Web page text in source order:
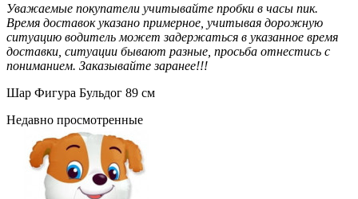
Уважаемые покупатели учитывайте пробки в часы пик.
Время доставок указано примерное, учитывая дорожную
ситуацию водитель может задержаться в указанное время
доставки, ситуации бывают разные, просьба отнестись с
пониманием. Заказывайте заранее!!!
Шар Фигура Бульдог 89 см
Недавно просмотренные